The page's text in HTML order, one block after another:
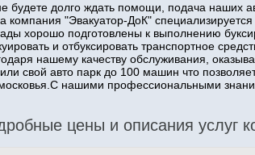
будете долго ждать помощи, подача наших
компания "Эвакуатор-ДоК"
хорошо подготовлены к выполнению
и отбуксировать транспортное
нашему качеству обслуживания,
свой авто парк до 100 машин что
нашими профессиональными
цены и описания услуг